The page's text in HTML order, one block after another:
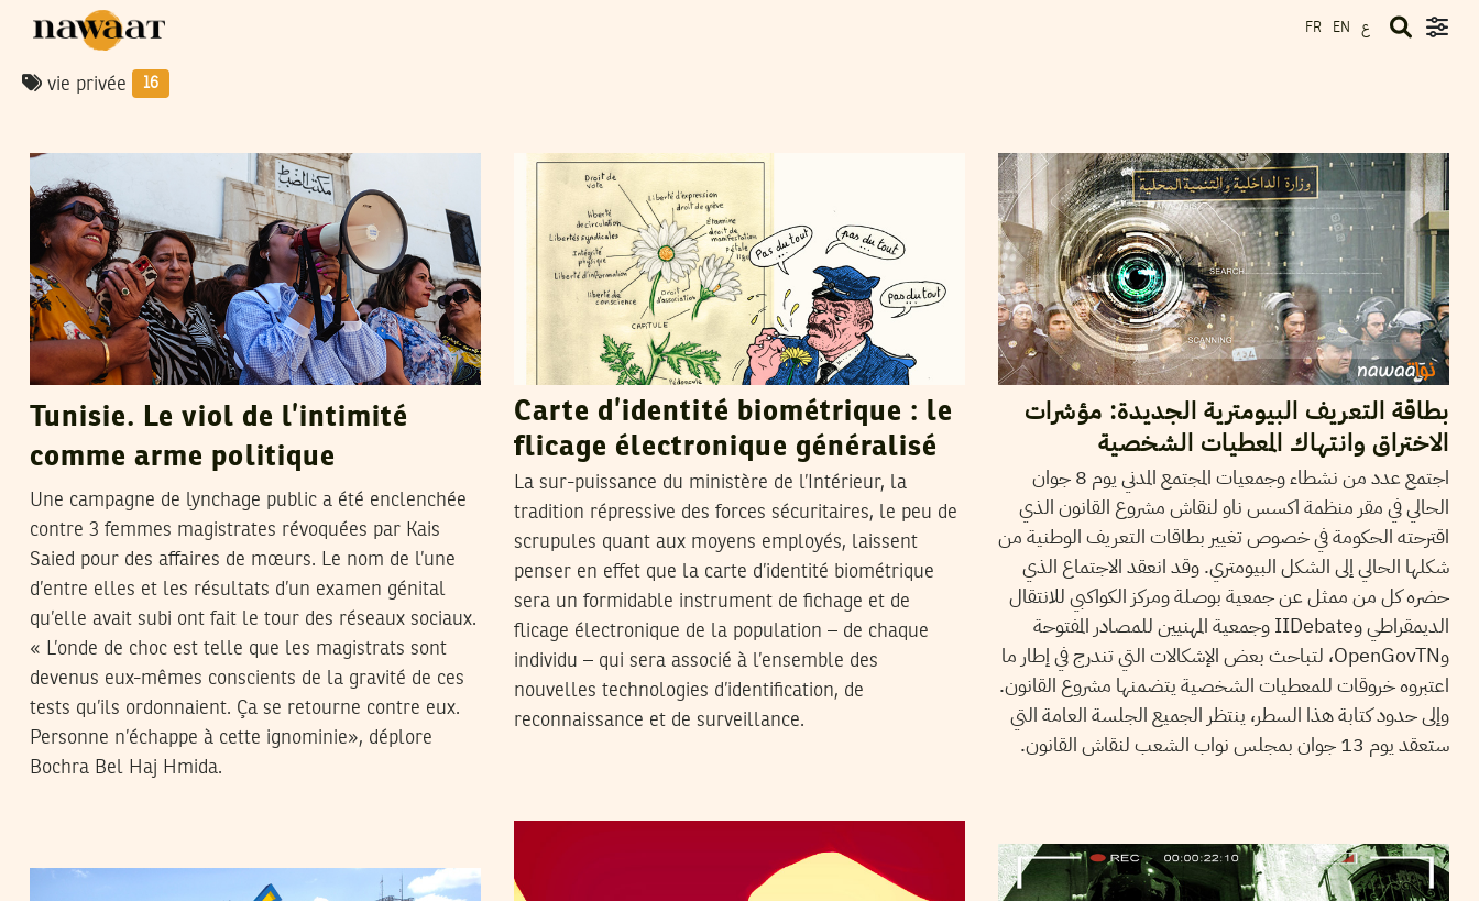
FR EN ع
vie privée 16
Tunisie. Le viol de l’intimité
comme arme politique
Une campagne de lynchage public a été enclenchée
contre 3 femmes magistrates révoquées par Kais
Saied pour des affaires de mœurs. Le nom de l’une
d’entre elles et les résultats d’un examen génital
qu’elle avait subi ont fait le tour des réseaux sociaux.
« L’onde de choc est telle que les magistrats sont
devenus eux-mêmes conscients de la gravité de ces
tests qu’ils ordonnaient. Ça se retourne contre eux.
Personne n’échappe à cette ignominie», déplore
Bochra Bel Haj Hmida.
Carte d’identité biométrique : le
flicage électronique généralisé
La sur-puissance du ministère de l’Intérieur, la
tradition répressive des forces sécuritaires, le peu de
scrupules quant aux moyens employés, laissent
penser en effet que la carte d’identité biométrique
sera un formidable instrument de fichage et de
flicage électronique de la population – de chaque
individu – qui sera associé à l’ensemble des
nouvelles technologies d’identification, de
reconnaissance et de surveillance.
بطاقة التعريف البيومترية الجديدة: مؤشرات
الاختراق وانتهاك المعطيات الشخصية
اجتمع عدد من نشطاء وجمعيات المجتمع المدني يوم 8 جوان
الحالي في مقر منظمة اكسس ناو لنقاش مشروع القانون الذي
اقترحته الحكومة في خصوص تغيير بطاقات التعريف الوطنية من
شكلها الحالي إلى الشكل البيومتري. وقد انعقد الاجتماع الذي
حضره كل من ممثل عن جمعية بوصلة ومركز الكواكبي للانتقال
الديمقراطي وIIDebate وجمعية المهنيين للمصادر المفتوحة
وOpenGovTN، لتباحث بعض الإشكالات التي تندرج في إطار ما
اعتبروه خروقات للمعطيات الشخصية يتضمنها مشروع القانون.
وإلى حدود كتابة هذا السطر، ينتظر الجميع الجلسة العامة التي
ستعقد يوم 13 جوان بمجلس نواب الشعب لنقاش القانون.